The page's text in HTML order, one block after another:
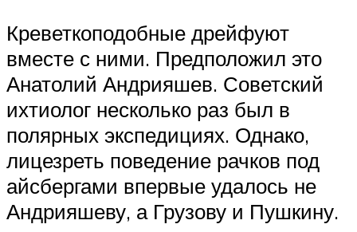
Креветкоподобные дрейфуют
вместе с ними. Предположил это
Анатолий Андрияшев. Советский
ихтиолог несколько раз был в
полярных экспедициях. Однако,
лицезреть поведение рачков под
айсбергами впервые удалось не
Андрияшеву, а Грузову и Пушкину.